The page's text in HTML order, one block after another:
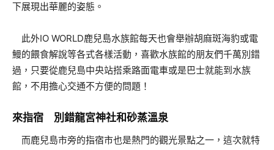
下展現出華麗的姿態。
此外IO WORLD鹿兒島水族館每天也會舉辦胡麻斑海豹或電
鰻的餵食解說等各式各樣活動，喜歡水族館的朋友們千萬別錯
過，只要從鹿兒島中央站搭乘路面電車或是巴士就能到水族
館，不用擔心交通不方便的問題！
來指宿 別錯龍宮神社和砂蒸溫泉
而鹿兒島市旁的指宿市也是熱門的觀光景點之一，這次就特